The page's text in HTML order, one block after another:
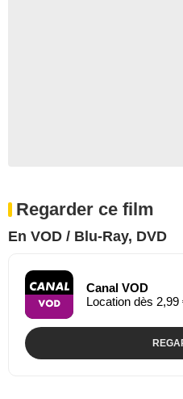
Regarder ce film
En VOD / Blu-Ray, DVD
Canal VOD
Location dès 2,99